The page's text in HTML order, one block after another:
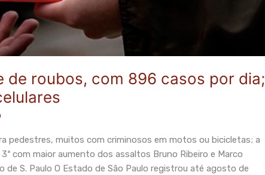
de roubos, com 896 casos por dia;
pedestres, muitos com criminosos em motos ou bicicletas; a
com maior aumento dos assaltos Bruno Ribeiro e Marco
de S. Paulo O Estado de São Paulo registrou até agosto de